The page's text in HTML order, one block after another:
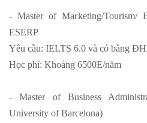
- Master of Marketing/Tourism/
ESERP
Yêu cầu: IELTS 6.0 và có bằng
Học phí: Khoảng 6500E/năm
- Master of Business
University of Barcelona)